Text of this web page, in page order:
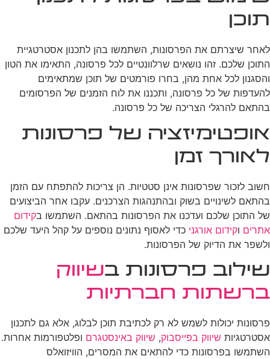
תוכן
לאחר שיצרתם את הפרסונות, השתמשו בהן לתכנון אסטרטגיית
התוכן שלכם. זהו נושאים שרלוונטיים לכל פרסונה, התאימו את הטון
והסגנון לכל אחת מהן, בחרו פורמטים של תוכן שמתאימים
להעדפות של כל פרסונה, ותכננו את לוח הזמנים של הפרסומים
בהתאם להרגלי הצריכה של כל פרסונה.
אופטימיזציה של פרסונות
לאורך זמן
חשוב לזכור שפרסונות אינן סטטיות. הן צריכות להתפתח עם הזמן
בהתאם לשינויים בשוק ובהתנהגות הצרכנים. עקבו אחר הביצועים
של התוכן שלכם ועדכנו את הפרסונות בהתאם. השתמשו בקידום
אתרים וקידום אורגני כדי לאסוף נתונים נוספים על קהל היעד שלכם
ולשפר את הדיוק של הפרסונות.
שילוב פרסונות בשיווק
ברשתות חברתיות
פרסונות יכולות לשמש לא רק לכתיבת תוכן לבלוג, אלא גם לתכנון
אסטרטגיות שיווק בפייסבוק, שיווק באינסטגרם ופלטפורמות אחרות.
השתמשו בפרסונות כדי להתאים את המסרים, הוויזואלס